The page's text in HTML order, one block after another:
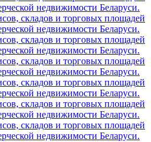
недвижимости Беларуси.
складов и торговых площадей
недвижимости Беларуси.
складов и торговых площадей
недвижимости Беларуси.
складов и торговых площадей
недвижимости Беларуси.
складов и торговых площадей
недвижимости Беларуси.
складов и торговых площадей
недвижимости Беларуси.
складов и торговых площадей
недвижимости Беларуси.